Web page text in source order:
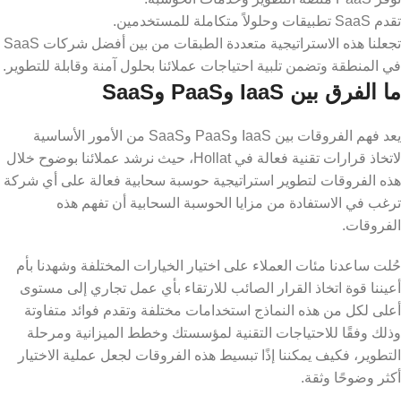
تقدم SaaS تطبيقات وحلولاً متكاملة للمستخدمين.
تجعلنا هذه الاستراتيجية متعددة الطبقات من بين أفضل شركات SaaS
في المنطقة وتضمن تلبية احتياجات عملائنا بحلول آمنة وقابلة للتطوير.
ما الفرق بين IaaS وPaaS وSaaS
يعد فهم الفروقات بين IaaS وPaaS وSaaS من الأمور الأساسية
لاتخاذ قرارات تقنية فعالة في Hollat، حيث نرشد عملائنا بوضوح خلال
هذه الفروقات لتطوير استراتيجية حوسبة سحابية فعالة على أي شركة
ترغب في الاستفادة من مزايا الحوسبة السحابية أن تفهم هذه
الفروقات.
حُلت ساعدنا مئات العملاء على اختيار الخيارات المختلفة وشهدنا بأم
أعيننا قوة اتخاذ القرار الصائب للارتقاء بأي عمل تجاري إلى مستوى
أعلى لكل من هذه النماذج استخدامات مختلفة وتقدم فوائد متفاوتة
وذلك وفقًا للاحتياجات التقنية لمؤسستك وخطط الميزانية ومرحلة
التطوير، فكيف يمكننا إذًا تبسيط هذه الفروقات لجعل عملية الاختيار
أكثر وضوحًا وثقة.